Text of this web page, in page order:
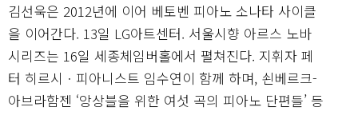
김선욱은 2012년에 이어 베토벤 피아노 소나타 사이클
을 이어간다. 13일 LG아트센터. 서울시향 아르스 노바
시리즈는 16일 세종체임버홀에서 펼쳐진다. 지휘자 페
터 히르시ㆍ피아니스트 임수연이 함께 하며, 쇤베르크-
아브라함젠 ‘앙상블을 위한 여섯 곡의 피아노 단편들’ 등